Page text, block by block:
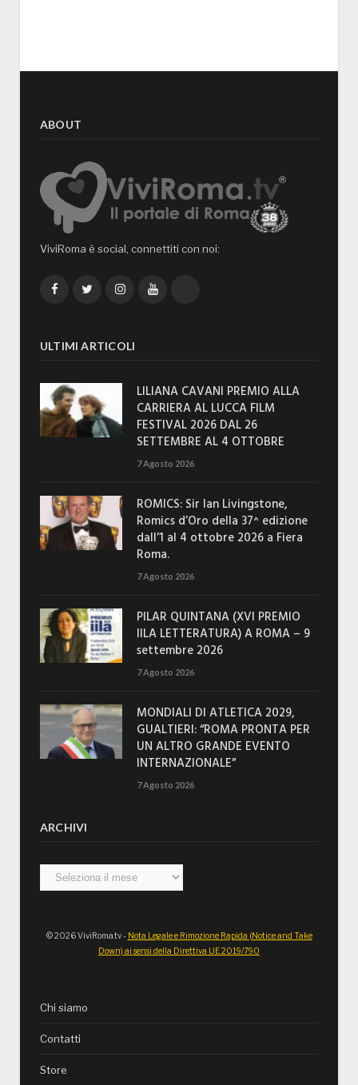
ABOUT
ViviRoma è social, connettiti con noi:
FacebookTwitterInstagramYouTube
ULTIMI ARTICOLI
LILIANA CAVANI PREMIO ALLA
CARRIERA AL LUCCA FILM
FESTIVAL 2026 DAL 26
SETTEMBRE AL 4 OTTOBRE
7 Agosto 2026
ROMICS: Sir Ian Livingstone,
Romics d’Oro della 37^ edizione
dall’1 al 4 ottobre 2026 a Fiera
Roma.
7 Agosto 2026
PILAR QUINTANA (XVI PREMIO
IILA LETTERATURA) A ROMA – 9
settembre 2026
7 Agosto 2026
MONDIALI DI ATLETICA 2029,
GUALTIERI: “ROMA PRONTA PER
UN ALTRO GRANDE EVENTO
INTERNAZIONALE”
7 Agosto 2026
ARCHIVI
Archivi
© 2026 ViviRoma.tv - Nota Legale e Rimozione Rapida (Notice and Take
Down) ai sensi della Direttiva UE 2019/790
Chi siamo
Contatti
Store